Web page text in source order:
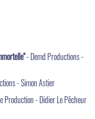
- Demd Productions -
- Simon Astier
Production - Didier Le Pêcheur